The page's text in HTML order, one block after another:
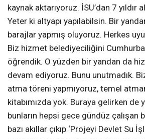
kaynak aktarıyoruz. İSU’dan 7 yıldır
Yeter ki altyapı yapılabilsin. Bir
barajlar yapmış oluyoruz. Herkes
Biz hizmet belediyeciliğini
öğrendik. O yüzden bir yandan da
devam ediyoruz. Bunu unutmadık.
atma töreni yapmıyoruz, temel
kitabımızda yok. Buraya gelirken de
bunların hepsi gece gündüz çalışan
bazı akıllar çıkıp ‘Projeyi Devlet Su